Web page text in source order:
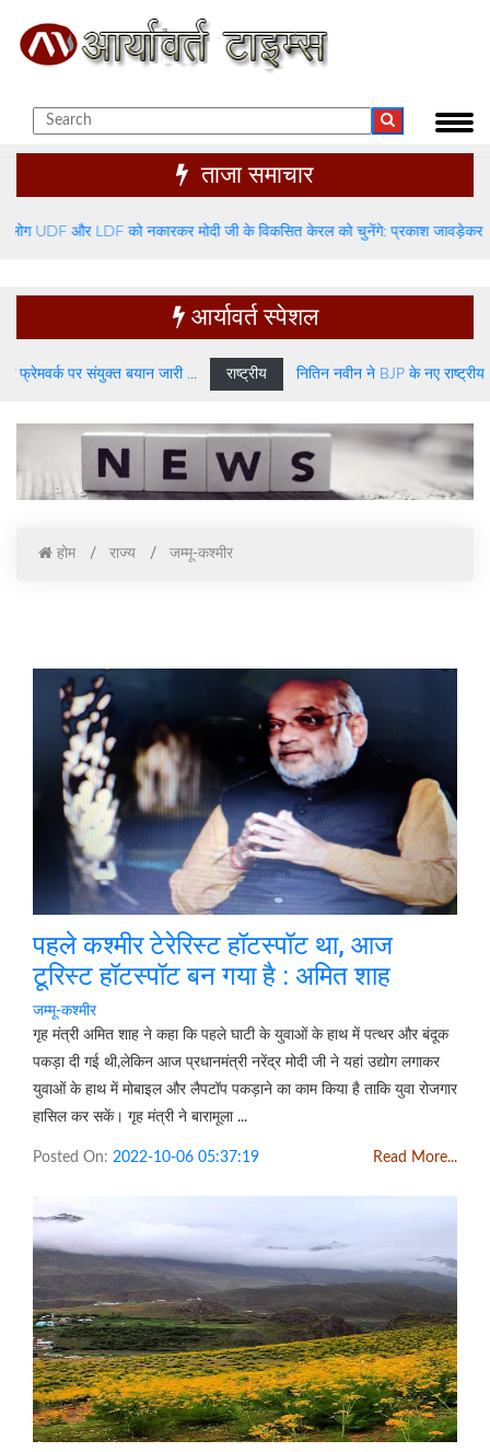
ताजा समाचार
LDF को नकारकर मोदी जी के विकसित केरल को चुनेंगे: प्रकाश जावड़ेकर राष्ट्रीय
आर्यावर्त स्पेशल
संयुक्त बयान जारी ... राष्ट्रीय नितिन नवीन ने BJP के नए राष्ट्रीय अध्यक्ष के तौर
होम राज्य जम्मू-कश्मीर
पहले कश्मीर टेरेरिस्ट हॉटस्पॉट था, आज
टूरिस्ट हॉटस्पॉट बन गया है : अमित शाह
जम्मू-कश्मीर
गृह मंत्री अमित शाह ने कहा कि पहले घाटी के युवाओं के हाथ में पत्थर और बंदूक
पकड़ा दी गई थी,लेकिन आज प्रधानमंत्री नरेंद्र मोदी जी ने यहां उद्योग लगाकर
युवाओं के हाथ में मोबाइल और लैपटॉप पकड़ाने का काम किया है ताकि युवा रोजगार
हासिल कर सकें। गृह मंत्री ने बारामूला ...
Posted On: 2022-10-06 05:37:19 Read More...